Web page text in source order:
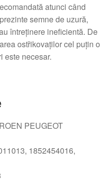
atunci când
semne de uzură,
întreținere ineficientă. De
ostřikovaților cel puțin o
este necesar.
PEUGEOT
1852454016,